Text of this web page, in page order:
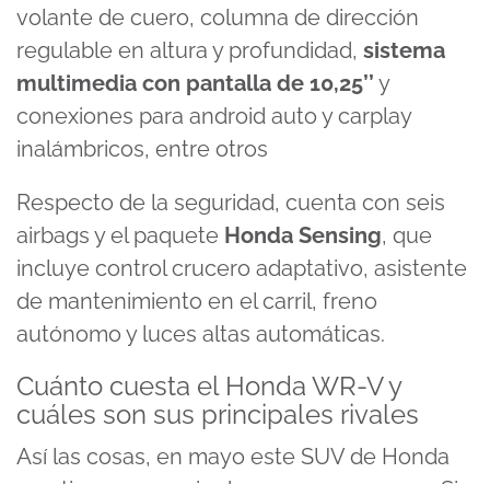
volante de cuero, columna de dirección
regulable en altura y profundidad, sistema
multimedia con pantalla de 10,25’’ y
conexiones para android auto y carplay
inalámbricos, entre otros
Respecto de la seguridad, cuenta con seis
airbags y el paquete Honda Sensing, que
incluye control crucero adaptativo, asistente
de mantenimiento en el carril, freno
autónomo y luces altas automáticas.
Cuánto cuesta el Honda WR-V y
cuáles son sus principales rivales
Así las cosas, en mayo este SUV de Honda